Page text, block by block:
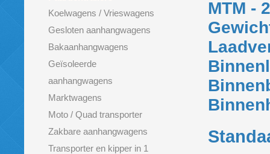
Koelwagens / Vrieswagens
Gesloten aanhangwagens
Bakaanhangwagens
Geïsoleerde
aanhangwagens
Marktwagens
Moto / Quad transporter
Zakbare aanhangwagens
Transporter en kipper in 1
MTM -